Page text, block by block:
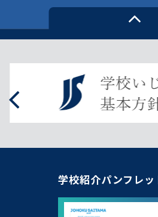
学校紹介パンフレッ